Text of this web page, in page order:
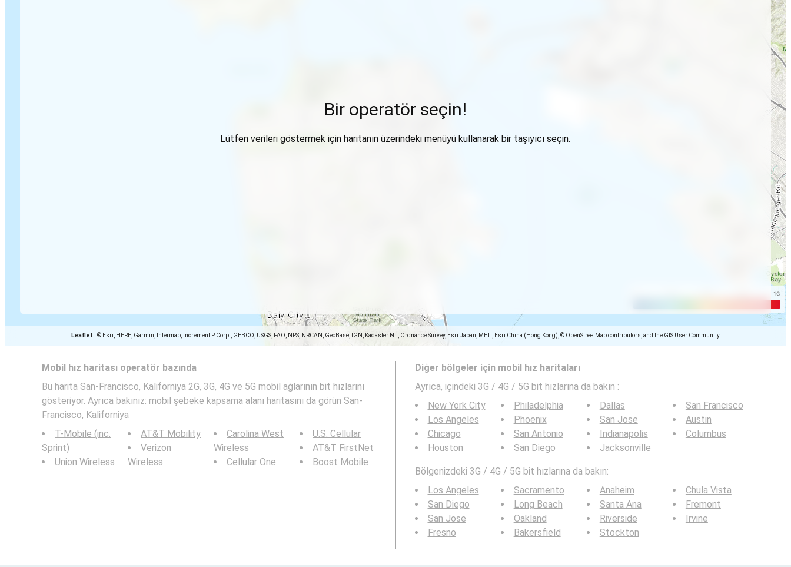
Leaflet © Esri, HERE, Garmin, Intermap, increment P Corp., GEBCO, USGS, FAO, NPS, NRCAN, GeoBase, IGN, Kadaster NL, Ordnance Survey, Esri Japan, METI, Esri China (Hong Kong), © OpenStreetMap contributors, and the GIS User Community
Bir operatör seçin!
Lütfen verileri göstermek için haritanın üzerindeki menüyü kullanarak bir taşıyıcı seçin.
Mobil hız haritası operatör bazında
Bu harita San-Francisco, Kaliforniya 2G, 3G, 4G ve 5G mobil ağlarının bit hızlarını
gösteriyor. Ayrıca bakınız: mobil şebeke kapsama alanı haritasını da görün San-
Francisco, Kaliforniya
T-Mobile (inc.
Sprint)
Union Wireless
AT&T Mobility
Verizon
Wireless
Carolina West
Wireless
Cellular One
U.S. Cellular
AT&T FirstNet
Boost Mobile
Diğer bölgeler için mobil hız haritaları
Ayrıca, içindeki 3G / 4G / 5G bit hızlarına da bakın :
New York City
Los Angeles
Chicago
Houston
Philadelphia
Phoenix
San Antonio
San Diego
Dallas
San Jose
Indianapolis
Jacksonville
San Francisco
Austin
Columbus
Bölgenizdeki 3G / 4G / 5G bit hızlarına da bakın:
Los Angeles
San Diego
San Jose
Fresno
Sacramento
Long Beach
Oakland
Bakersfield
Anaheim
Santa Ana
Riverside
Stockton
Chula Vista
Fremont
Irvine